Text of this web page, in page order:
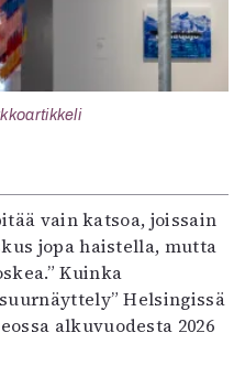
vain katsoa, joissain
jopa haistella, mutta
Kuinka
Helsingissä
alkuvuodesta 2026